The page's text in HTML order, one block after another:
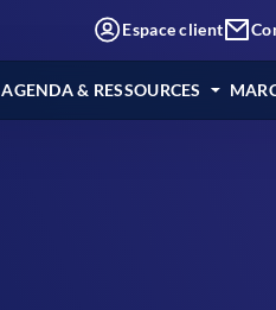
Espace client
AGENDA & RESSOURCES